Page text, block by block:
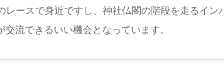
レースで身近ですし、神社仏閣の階段を走るイ
流できるいい機会となっています。